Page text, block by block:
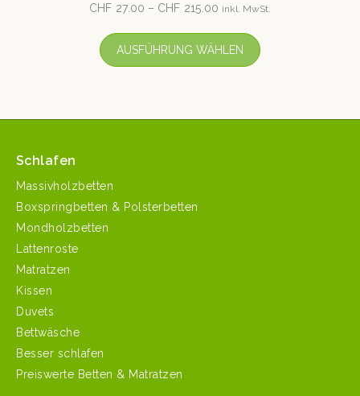
CHF 27.00 – CHF 215.00 inkl. MwSt.
AUSFÜHRUNG WÄHLEN
Schlafen
Massivholzbetten
Boxspringbetten & Polsterbetten
Mondholzbetten
Lattenroste
Matratzen
Kissen
Duvets
Bettwäsche
Besser schlafen
Preiswerte Betten & Matratzen